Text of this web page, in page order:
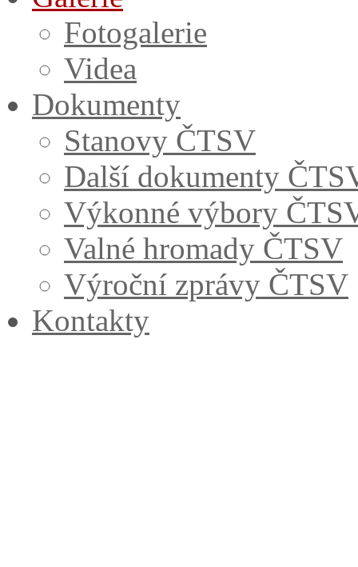
Fotogalerie
Videa
Dokumenty
Stanovy ČTSV
Další dokumenty
Výkonné výbory
Valné hromady ČTSV
Výroční zprávy ČTSV
Kontakty